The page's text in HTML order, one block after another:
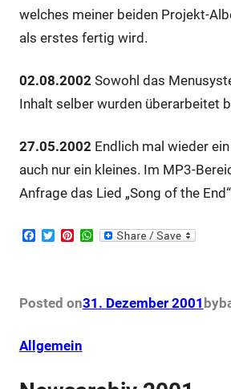
welches meiner beiden Projekt-
als erstes fertig wird.
02.08.2002 Sowohl das
Inhalt selber wurden überarbeitet
27.05.2002 Endlich mal wieder
auch nur ein kleines. Im MP3-
Anfrage das Lied „Song of the
F
o
o
T
e
r
P
r
e
t
W
A
p
Posted on31. Dezember 2001 by
Allgemein